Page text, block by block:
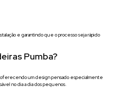
e garantindo que o processo seja rápido
Pumba?
um design pensado especialmente
no dia a dia dos pequenos.